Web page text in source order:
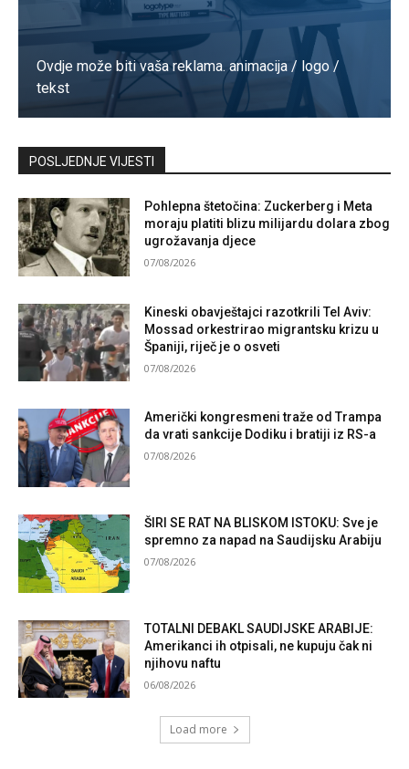
Ovdje može biti vaša reklama. animacija / logo /
tekst
Kontaktirajte nas
POSLJEDNJE VIJESTI
Pohlepna štetočina: Zuckerberg i Meta
moraju platiti blizu milijardu dolara zbog
ugrožavanja djece
07/08/2026
Kineski obavještajci razotkrili Tel Aviv:
Mossad orkestrirao migrantsku krizu u
Španiji, riječ je o osveti
07/08/2026
Američki kongresmeni traže od Trampa
da vrati sankcije Dodiku i bratiji iz RS-a
07/08/2026
ŠIRI SE RAT NA BLISKOM ISTOKU: Sve je
spremno za napad na Saudijsku Arabiju
07/08/2026
TOTALNI DEBAKL SAUDIJSKE ARABIJE:
Amerikanci ih otpisali, ne kupuju čak ni
njihovu naftu
06/08/2026
Load more